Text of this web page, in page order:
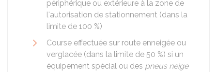
périphérique ou extérieure à la zone de
l'autorisation de stationnement (dans la
limite de 100 %)
Course effectuée sur route enneigée ou
verglacée (dans la limite de 50 %) si un
équipement spécial ou des pneus neige